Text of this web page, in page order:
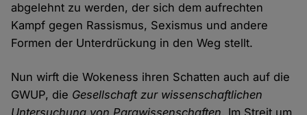
abgelehnt zu werden, der sich dem aufrechten
Kampf gegen Rassismus, Sexismus und andere
Formen der Unterdrückung in den Weg stellt.
Nun wirft die Wokeness ihren Schatten auch auf die
GWUP, die Gesellschaft zur wissenschaftlichen